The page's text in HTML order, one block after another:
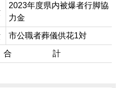
2023年度県内被爆者行脚協
力金
市公職者葬儀供花1対
合 計